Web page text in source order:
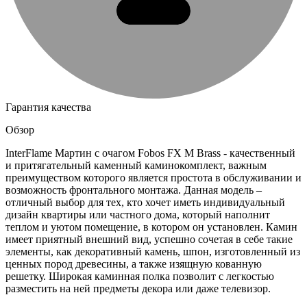
Гарантия качества
Обзор
InterFlame Мартин с очагом Fobos FX M Brass - качественный
и притягательный каменный каминокомплект, важным
преимуществом которого является простота в обслуживании и
возможность фронтального монтажа. Данная модель –
отличный выбор для тех, кто хочет иметь индивидуальный
дизайн квартиры или частного дома, который наполнит
теплом и уютом помещение, в котором он установлен. Камин
имеет приятный внешний вид, успешно сочетая в себе такие
элементы, как декоративный камень, шпон, изготовленный из
ценных пород древесины, а также изящную кованную
решетку. Широкая каминная полка позволит с легкостью
разместить на ней предметы декора или даже телевизор.